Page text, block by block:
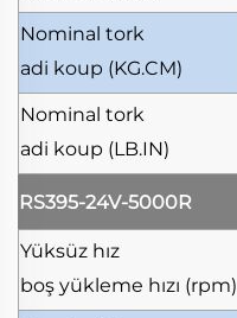
Nominal tork
adi koup (KG.CM)
Nominal tork
adi koup (LB.IN)
RS395-24V-5000R
Yüksüz hız
boş yükleme hızı (rpm)